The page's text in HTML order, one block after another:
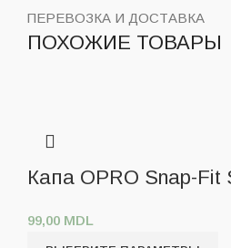
ПЕРЕВОЗКА И ДОСТАВКА
ПОХОЖИЕ ТОВАРЫ
Капа OPRO Snap-Fit
99,00 MDL